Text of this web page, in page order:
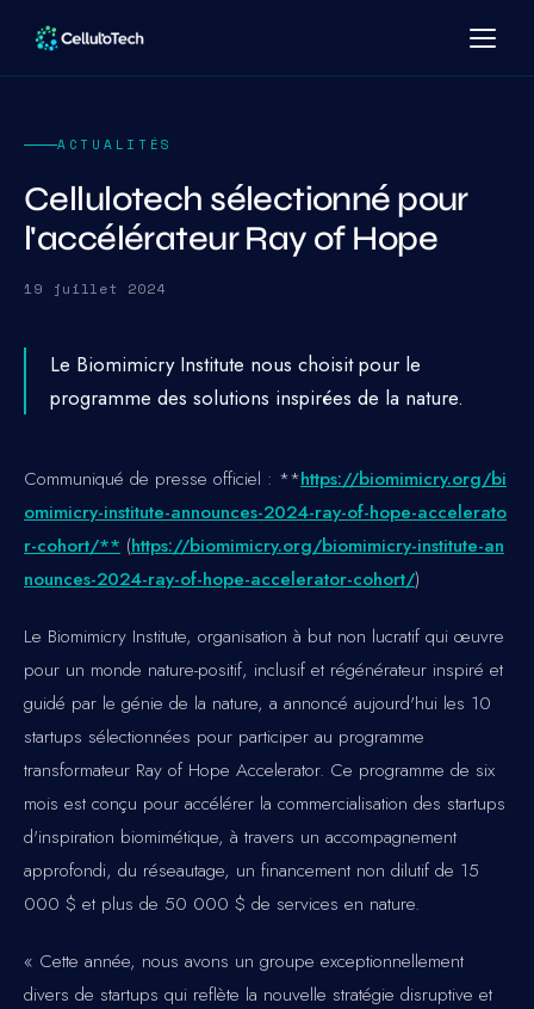
ACTUALITÉS
Cellulotech sélectionné pour
l'accélérateur Ray of Hope
19 juillet 2024
Le Biomimicry Institute nous choisit pour le
programme des solutions inspirées de la nature.
Communiqué de presse officiel : **https://biomimicry.org/bi
omimicry-institute-announces-2024-ray-of-hope-accelerato
r-cohort/** (https://biomimicry.org/biomimicry-institute-an
nounces-2024-ray-of-hope-accelerator-cohort/)
Le Biomimicry Institute, organisation à but non lucratif qui œuvre
pour un monde nature-positif, inclusif et régénérateur inspiré et
guidé par le génie de la nature, a annoncé aujourd'hui les 10
startups sélectionnées pour participer au programme
transformateur Ray of Hope Accelerator. Ce programme de six
mois est conçu pour accélérer la commercialisation des startups
d'inspiration biomimétique, à travers un accompagnement
approfondi, du réseautage, un financement non dilutif de 15
000 $ et plus de 50 000 $ de services en nature.
« Cette année, nous avons un groupe exceptionnellement
divers de startups qui reflète la nouvelle stratégie disruptive et